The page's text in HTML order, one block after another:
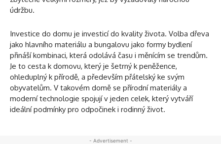
údržbu.
Investice do domu je investicí do kvality života. Volba dřeva
jako hlavního materiálu a bungalovu jako formy bydlení
přináší kombinaci, která odolává času i měnícím se trendům.
Je to cesta k domovu, který je šetrný k peněžence,
ohleduplný k přírodě, a především přátelský ke svým
obyvatelům. V takovém domě se přírodní materiály a
moderní technologie spojují v jeden celek, který vytváří
ideální podmínky pro odpočinek i rodinný život.
- Advertisement -